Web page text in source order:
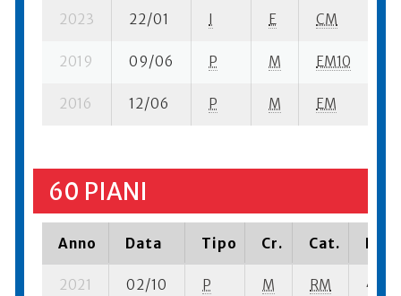
2023 22/01 I E CM
2019 09/06 P M EM10
2016 12/06 P M EM
60 PIANI
Anno Data Tipo Cr. Cat.
2021 02/10 P M RM 4 se-